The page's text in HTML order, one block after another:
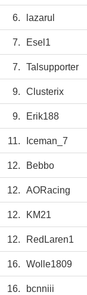
6. lazarul
7. Esel1
7. Talsupporter
9. Clusterix
9. Erik188
11. Iceman_7
12. Bebbo
12. AORacing
12. KM21
12. RedLaren1
16. Wolle1809
16. bcnniii